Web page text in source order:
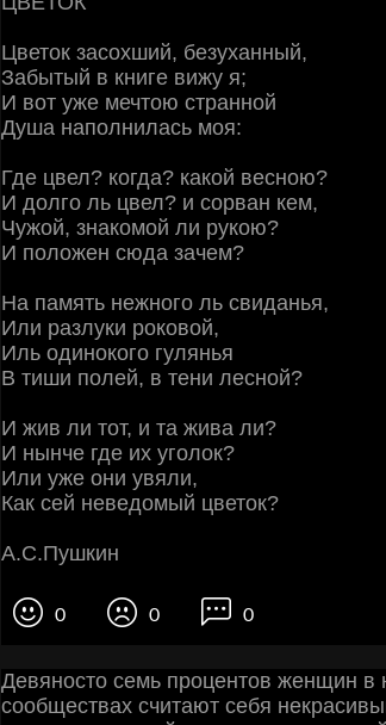
Цветок засохший, безуханный,
Забытый в книге вижу я;
И вот уже мечтою странной
Душа наполнилась моя:
Где цвел? когда? какой весною?
И долго ль цвел? и сорван кем,
Чужой, знакомой ли рукою?
И положен сюда зачем?
На память нежного ль свиданья,
Или разлуки роковой,
Иль одинокого гулянья
В тиши полей, в тени лесной?
И жив ли тот, и та жива ли?
И нынче где их уголок?
Или уже они увяли,
Как сей неведомый цветок?
А.С.Пушкин
0 0 0
Девяносто семь процентов женщин в
сообществах считают себя